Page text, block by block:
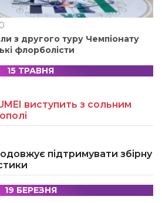
з другого туру Чемпіонату
флорболісти
15 ТРАВНЯ
виступить з сольним
підтримувати збірну
19 БЕРЕЗНЯ